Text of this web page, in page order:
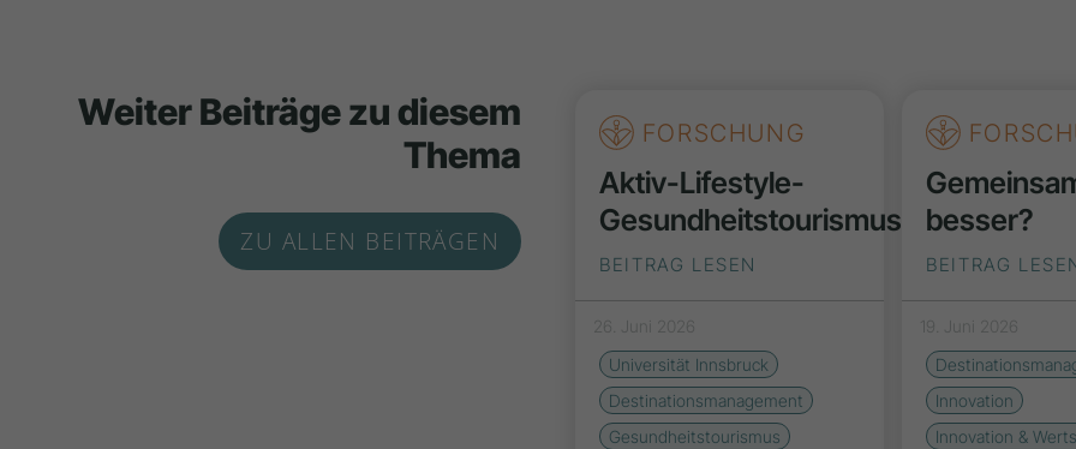
Weiter Beiträge zu diesem
Thema
ZU ALLEN BEITRÄGEN
FORSCHUNG
Aktiv-Lifestyle-
Gesundheitstourismus
BEITRAG LESEN
26. Juni 2026
Universität Innsbruck
Destinationsmanagement
Gesundheitstourismus
besser?
BEITRAG
19. Juni 2026
Innovation
Innovation &